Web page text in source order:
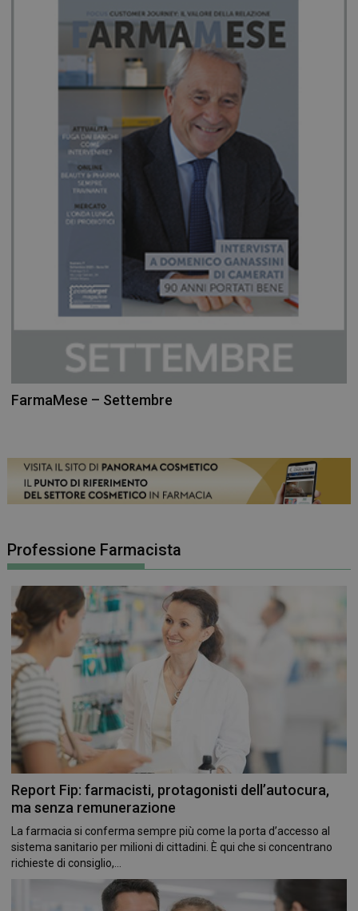
FarmaMese – Settembre
Professione Farmacista
Report Fip: farmacisti, protagonisti dell’autocura,
ma senza remunerazione
La farmacia si conferma sempre più come la porta d’accesso al
sistema sanitario per milioni di cittadini. È qui che si concentrano
richieste di consiglio,...